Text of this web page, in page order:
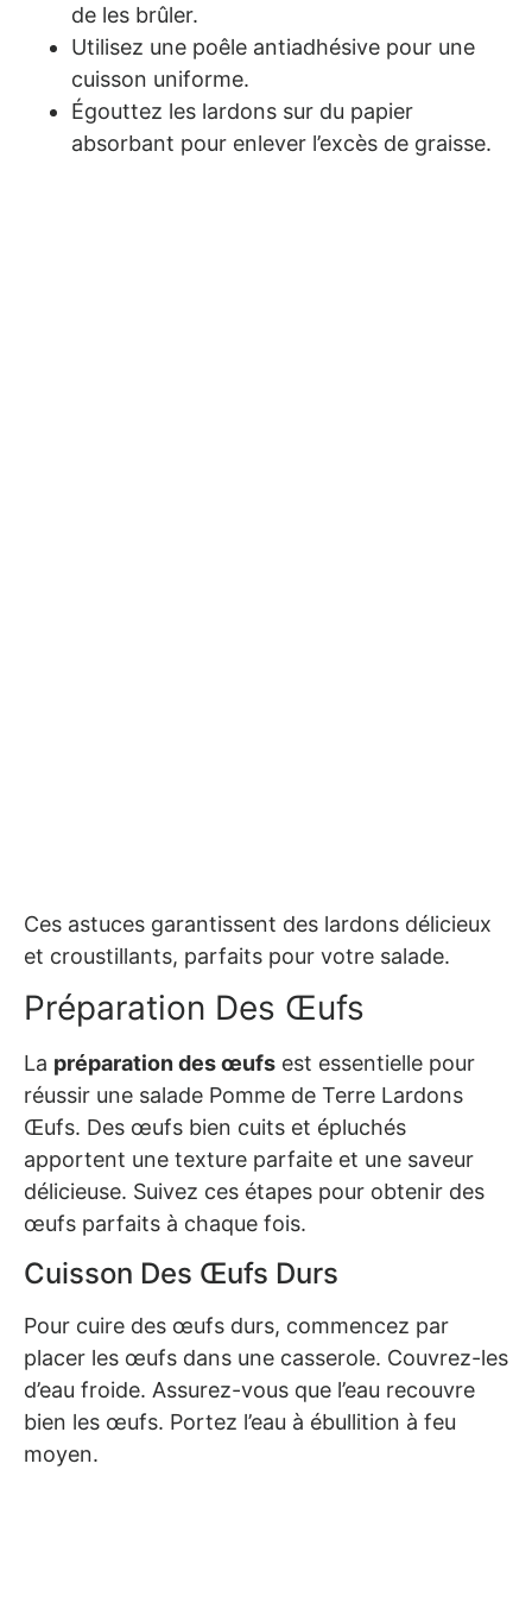
de les brûler.
Utilisez une poêle antiadhésive pour une
cuisson uniforme.
Égouttez les lardons sur du papier
absorbant pour enlever l’excès de graisse.
Ces astuces garantissent des lardons délicieux
et croustillants, parfaits pour votre salade.
Préparation Des Œufs
La préparation des œufs est essentielle pour
réussir une salade Pomme de Terre Lardons
Œufs. Des œufs bien cuits et épluchés
apportent une texture parfaite et une saveur
délicieuse. Suivez ces étapes pour obtenir des
œufs parfaits à chaque fois.
Cuisson Des Œufs Durs
Pour cuire des œufs durs, commencez par
placer les œufs dans une casserole. Couvrez-les
d’eau froide. Assurez-vous que l’eau recouvre
bien les œufs. Portez l’eau à ébullition à feu
moyen.